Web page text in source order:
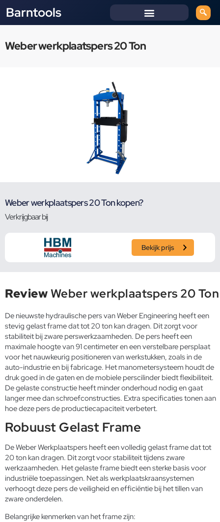
Barntools
Weber werkplaatspers 20 Ton
Weber werkplaatspers 20 Ton kopen?
Verkrijgbaar bij
Bekijk prijs
ReviewWeber werkplaatspers 20 Ton
De nieuwste hydraulische pers van Weber Engineering heeft een
stevig gelast frame dat tot 20 ton kan dragen. Dit zorgt voor
stabiliteit bij zware perswerkzaamheden. De pers heeft een
maximale hoogte van 91 centimeter en een verstelbare persplaat
voor het nauwkeurig positioneren van werkstukken, zoals in de
auto-industrie en bij fabricage. Het manometersysteem houdt de
druk goed in de gaten en de mobiele perscilinder biedt flexibiliteit.
De gelaste constructie heeft minder onderhoud nodig en gaat
langer mee dan schroefconstructies. Extra specificaties tonen aan
hoe deze pers de productiecapaciteit verbetert.
Robuust Gelast Frame
De Weber Werkplaatspers heeft een volledig gelast frame dat tot
20 ton kan dragen. Dit zorgt voor stabiliteit tijdens zware
werkzaamheden. Het gelaste frame biedt een sterke basis voor
industriële toepassingen. Net als werkplaatskraansystemen
verhoogt deze pers de veiligheid en efficiëntie bij het tillen van
zware onderdelen.
Belangrijke kenmerken van het frame zijn: